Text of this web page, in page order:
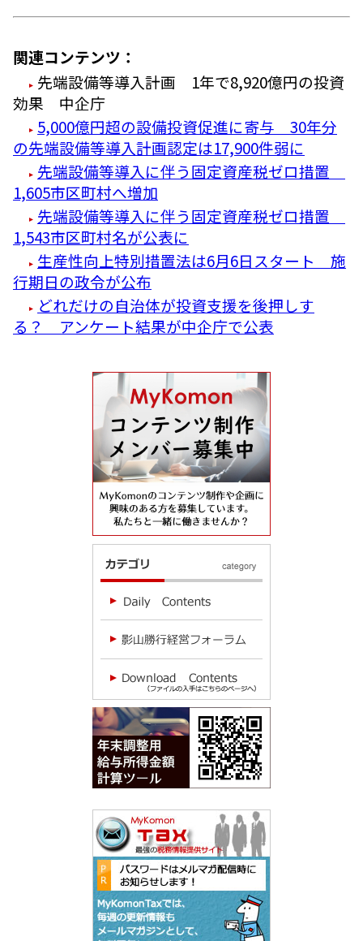
関連コンテンツ：
先端設備等導入計画 1年で8,920億円の投資
効果 中企庁
5,000億円超の設備投資促進に寄与 30年分
の先端設備等導入計画認定は17,900件弱に
先端設備等導入に伴う固定資産税ゼロ措置
1,605市区町村へ増加
先端設備等導入に伴う固定資産税ゼロ措置
1,543市区町村名が公表に
生産性向上特別措置法は6月6日スタート 施
行期日の政令が公布
どれだけの自治体が投資支援を後押しす
る？ アンケート結果が中企庁で公表